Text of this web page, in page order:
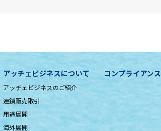
アッチェビジネスについて
アッチェビジネスのご紹介
連鎖販売取引
用途展開
海外展開
コンプライアンス